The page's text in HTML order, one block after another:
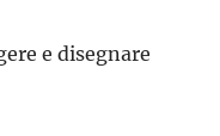
e disegnare